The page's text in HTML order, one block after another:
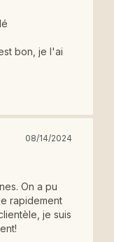
bon, je l'ai
08/14/2024
On a pu
rapidement
je suis